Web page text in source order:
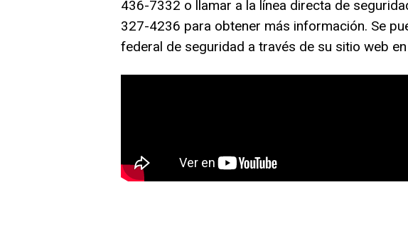
436-7332 o llamar a la línea directa de
327-4236 para obtener más información. Se
federal de seguridad a través de su sitio web en